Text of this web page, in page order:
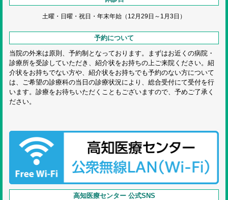
土曜・日曜・祝日・ 年末年始（12月29日～1月3日）
予約について
当院の外来は原則、予約制となっております。まずはお近くの病院・
診療所を受診していただき、紹介状をお持ちの上ご来院ください。紹
介状をお持ちでない方や、紹介状をお持ちでも予約のない方について
は、ご希望の診療科の当日の診療状況により、総合受付にて受付を行
います。診療をお待ちいただくこともございますので、予めご了承く
ださい。
高知医療センター 公式SNS